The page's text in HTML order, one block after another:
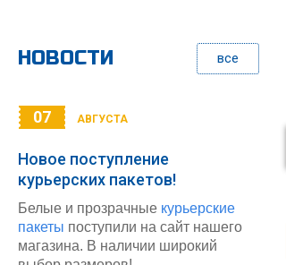
НОВОСТИ все
07 АВГУСТА
Новое поступление
курьерских пакетов!
Белые и прозрачные курьерские
пакеты поступили на сайт нашего
магазина. В наличии широкий